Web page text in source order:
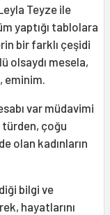
Teyze ile
yaptığı tablolara
bir farklı çeşidi
olsaydı mesela,
eminim.
var müdavimi
çoğu
olan kadınların
bilgi ve
hayatlarını